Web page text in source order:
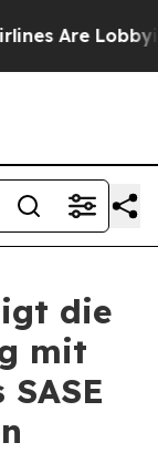
Are Lobbying
die
mit